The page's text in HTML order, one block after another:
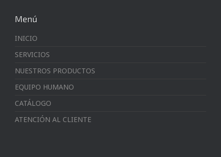
Menú
INICIO
SERVICIOS
NUESTROS PRODUCTOS
EQUIPO HUMANO
CATÁLOGO
ATENCIÓN AL CLIENTE